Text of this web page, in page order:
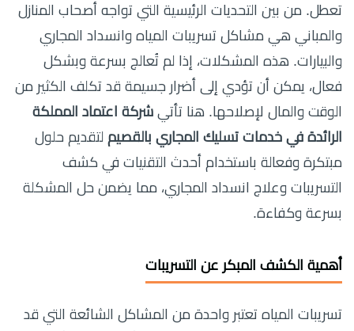
تعطل. من بين التحديات الرئيسية التي تواجه أصحاب المنازل
والمباني هي مشاكل تسريبات المياه وانسداد المجاري
والبيارات. هذه المشكلات، إذا لم تُعالج بسرعة وبشكل
فعال، يمكن أن تؤدي إلى أضرار جسيمة قد تكلف الكثير من
الوقت والمال لإصلاحها. هنا تأتي شركة اعتماد المملكة
الرائدة في خدمات تسليك المجاري بالقصيم لتقديم حلول
مبتكرة وفعالة باستخدام أحدث التقنيات في كشف
التسريبات وعلاج انسداد المجاري، مما يضمن حل المشكلة
بسرعة وكفاءة.
أهمية الكشف المبكر عن التسريبات
تسريبات المياه تعتبر واحدة من المشاكل الشائعة التي قد